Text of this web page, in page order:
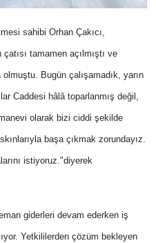
sahibi Orhan Çakıcı,
tamamen açılmıştı ve
Bugün çalışamadık, yarın
Caddesi hâlâ toparlanmış değil,
olarak bizi ciddi şekilde
başa çıkmak zorundayız.
istiyoruz."diyerek
giderleri devam ederken iş
Yetkililerden çözüm bekleyen